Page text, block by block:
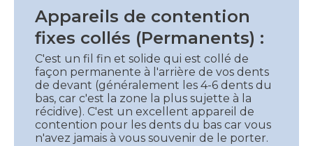
Appareils de contention
fixes collés (Permanents) :
C'est un fil fin et solide qui est collé de
façon permanente à l'arrière de vos dents
de devant (généralement les 4-6 dents du
bas, car c'est la zone la plus sujette à la
récidive). C'est un excellent appareil de
contention pour les dents du bas car vous
n'avez jamais à vous souvenir de le porter.